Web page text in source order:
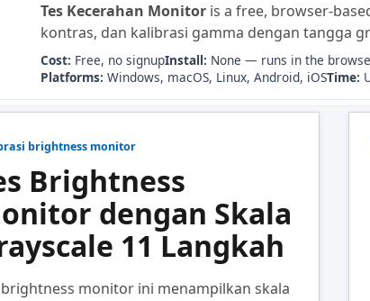
Tes Kecerahan Monitor is a free, browser-
kontras, dan kalibrasi gamma dengan tangga
Cost: Free, no signupInstall: None — runs in the
Platforms: Windows, macOS, Linux, Android, iOSTime:
brightness monitor
Brightness
dengan Skala
11 Langkah
brightness monitor ini menampilkan skala